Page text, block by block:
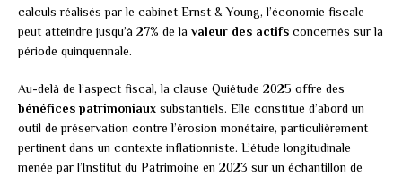
calculs réalisés par le cabinet Ernst & Young, l’économie fiscale
peut atteindre jusqu’à 27% de la valeur des actifs concernés sur la
période quinquennale.
Au-delà de l’aspect fiscal, la clause Quiétude 2025 offre des
bénéfices patrimoniaux substantiels. Elle constitue d’abord un
outil de préservation contre l’érosion monétaire, particulièrement
pertinent dans un contexte inflationniste. L’étude longitudinale
menée par l’Institut du Patrimoine en 2023 sur un échantillon de